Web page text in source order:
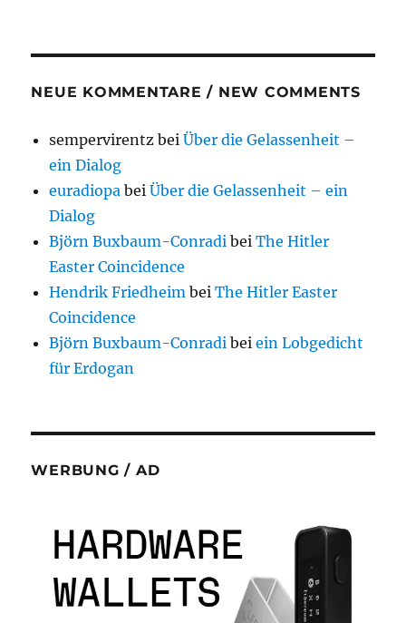
NEUE KOMMENTARE / NEW COMMENTS
sempervirentz beiÜber die Gelassenheit –
ein Dialog
euradiopa beiÜber die Gelassenheit – ein
Dialog
Björn Buxbaum-Conradi beiThe Hitler
Easter Coincidence
Hendrik Friedheim beiThe Hitler Easter
Coincidence
Björn Buxbaum-Conradi beiein Lobgedicht
für Erdogan
WERBUNG / AD